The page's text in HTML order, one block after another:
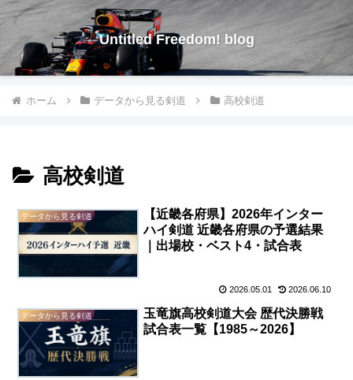
Untitled Freedom! blog
ホーム データから見る剣道 高校剣道
高校剣道
データから見る剣道
【近畿各府県】2026年インター
ハイ剣道 近畿各府県の予選結果
｜出場校・ベスト4・試合表
2026.05.01 2026.06.10
データから見る剣道
玉竜旗高校剣道大会 歴代決勝戦
試合表一覧【1985～2026】